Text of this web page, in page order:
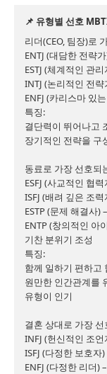
📌 유형별 선호
리더(CEO, 팀장)로
ENTJ (대담한 전략
ESTJ (체계적인 관
INTJ (논리적인 전
ENFJ (카리스마 있
특징:
결단력이 뛰어나고
장기적인 전략을 구
동료로 가장 선호되
ESFJ (사교적인 협
ISFJ (배려 깊은 조
ESTP (문제 해결사)
ENTP (창의적인 아
기찬 분위기 조성
특징:
함께 일하기 편하고
원만한 인간관계를
유형이 인기
결혼 상대로 가장
INFJ (헌신적인 조
ISFJ (다정한 보호
ENFJ (다정한 리더)